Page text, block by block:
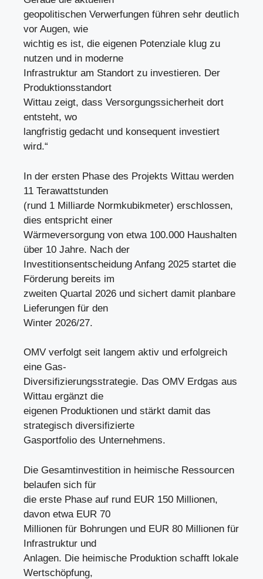
geopolitischen Verwerfungen führen sehr deutlich
vor Augen, wie
wichtig es ist, die eigenen Potenziale klug zu
nutzen und in moderne
Infrastruktur am Standort zu investieren. Der
Produktionsstandort
Wittau zeigt, dass Versorgungssicherheit dort
entsteht, wo
langfristig gedacht und konsequent investiert
wird.“
In der ersten Phase des Projekts Wittau werden
11 Terawattstunden
(rund 1 Milliarde Normkubikmeter) erschlossen,
dies entspricht einer
Wärmeversorgung von etwa 100.000 Haushalten
über 10 Jahre. Nach der
Investitionsentscheidung Anfang 2025 startet die
Förderung bereits im
zweiten Quartal 2026 und sichert damit planbare
Lieferungen für den
Winter 2026/27.
OMV verfolgt seit langem aktiv und erfolgreich
eine Gas-
Diversifizierungsstrategie. Das OMV Erdgas aus
Wittau ergänzt die
eigenen Produktionen und stärkt damit das
strategisch diversifizierte
Gasportfolio des Unternehmens.
Die Gesamtinvestition in heimische Ressourcen
belaufen sich für
die erste Phase auf rund EUR 150 Millionen,
davon etwa EUR 70
Millionen für Bohrungen und EUR 80 Millionen für
Infrastruktur und
Anlagen. Die heimische Produktion schafft lokale
Wertschöpfung,